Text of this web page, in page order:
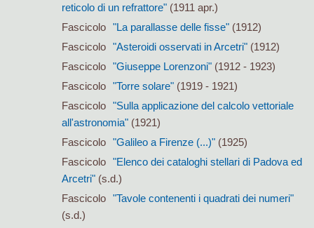
reticolo di un refrattore"(1911 apr.)
Fascicolo
"La parallasse delle fisse"(1912)
Fascicolo
"Asteroidi osservati in Arcetri"(1912)
Fascicolo
"Giuseppe Lorenzoni"(1912 - 1923)
Fascicolo
"Torre solare"(1919 - 1921)
Fascicolo
"Sulla applicazione del calcolo vettoriale
all'astronomia"(1921)
Fascicolo
"Galileo a Firenze (...)"(1925)
Fascicolo
"Elenco dei cataloghi stellari di Padova ed
Arcetri"(s.d.)
Fascicolo
"Tavole contenenti i quadrati dei numeri"
(s.d.)